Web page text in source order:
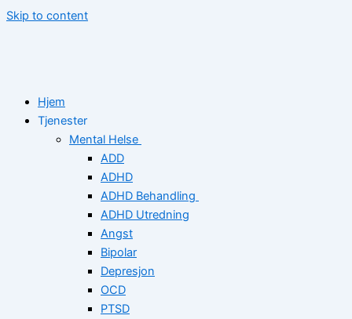
Skip to content
Hjem
Tjenester
Mental Helse
ADD
ADHD
ADHD Behandling
ADHD Utredning
Angst
Bipolar
Depresjon
OCD
PTSD